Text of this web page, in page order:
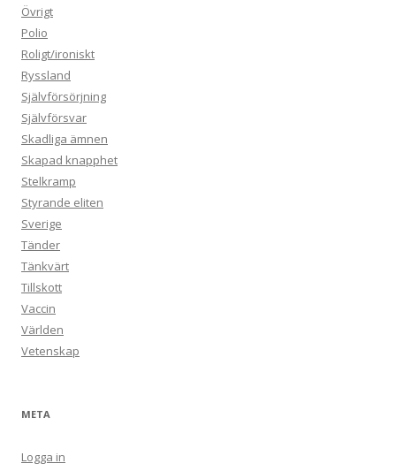
Övrigt
Polio
Roligt/ironiskt
Ryssland
Självförsörjning
Självförsvar
Skadliga ämnen
Skapad knapphet
Stelkramp
Styrande eliten
Sverige
Tänder
Tänkvärt
Tillskott
Vaccin
Världen
Vetenskap
META
Logga in